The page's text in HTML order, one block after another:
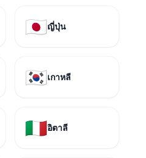
🇯🇵ญี่ปุ่น
🇰🇷เกาหลี
🇮🇹อิตาลี